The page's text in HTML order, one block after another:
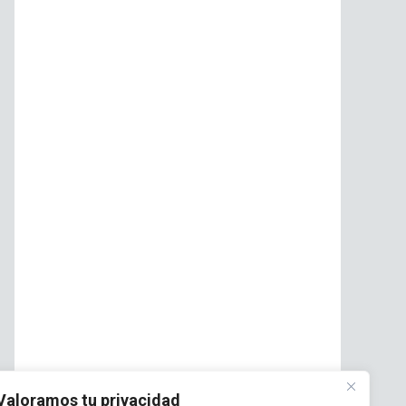
tu privacidad